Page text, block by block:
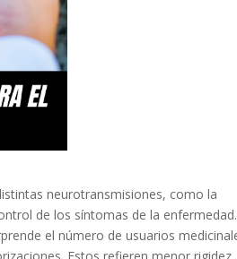
neurotransmisiones, como la
de los síntomas de la enfermedad.
el número de usuarios